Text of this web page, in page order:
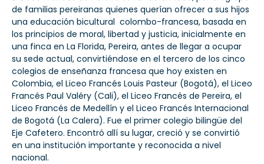
de familias pereiranas quienes querían ofrecer a sus hijos
una educación bicultural colombo-francesa, basada en
los principios de moral, libertad y justicia, inicialmente en
una finca en La Florida, Pereira, antes de llegar a ocupar
su sede actual, convirtiéndose en el tercero de los cinco
colegios de enseñanza francesa que hoy existen en
Colombia, el Liceo Francés Louis Pasteur (Bogotá), el Liceo
Francés Paul Valéry (Cali), el Liceo Francés de Pereira, el
Liceo Francés de Medellín y el Liceo Francés Internacional
de Bogotá (La Calera). Fue el primer colegio bilingüe del
Eje Cafetero. Encontró allí su lugar, creció y se convirtió
en una institución importante y reconocida a nivel
nacional.